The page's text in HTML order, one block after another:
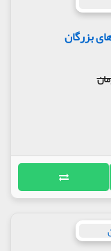
بزرگان